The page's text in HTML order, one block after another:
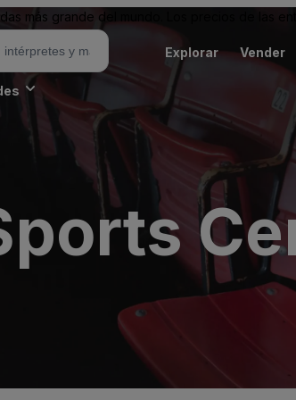
más grande del mundo. Los precios de las
Explorar Vender